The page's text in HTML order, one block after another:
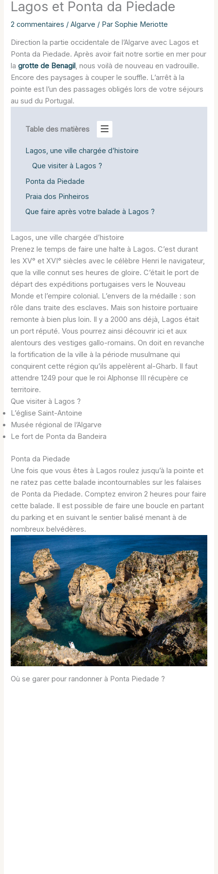
Lagos et Ponta da Piedade
2 commentaires /Algarve / ParSophie Meriotte
Direction la partie occidentale de l’Algarve avec Lagos et
Ponta da Piedade. Après avoir fait notre sortie en mer pour
lagrotte de Benagil, nous voilà de nouveau en vadrouille.
Encore des paysages à couper le souffle. L’arrêt à la
pointe est l’un des passages obligés lors de votre séjours
au sud du Portugal.
Table des matières
Lagos, une ville chargée d’histoire
Que visiter à Lagos ?
Ponta da Piedade
Praia dos Pinheiros
Que faire après votre balade à Lagos ?
Lagos, une ville chargée d’histoire
Prenez le temps de faire une halte à Lagos. C’est durant
les XV° et XVI° siècles avec le célèbre Henri le navigateur,
que la ville connut ses heures de gloire. C’était le port de
départ des expéditions portugaises vers le Nouveau
Monde et l’empire colonial. L’envers de la médaille : son
rôle dans traite des esclaves. Mais son histoire portuaire
remonte à bien plus loin. Il y a 2000 ans déjà, Lagos était
un port réputé. Vous pourrez ainsi découvrir ici et aux
alentours des vestiges gallo-romains. On doit en revanche
la fortification de la ville à la période musulmane qui
conquirent cette région qu’ils appelèrent al-Gharb. Il faut
attendre 1249 pour que le roi Alphonse III récupère ce
territoire.
Que visiter à Lagos ?
L’église Saint-Antoine
Musée régional de l’Algarve
Le fort de Ponta da Bandeira
Ponta da Piedade
Une fois que vous êtes à Lagos roulez jusqu’à la pointe et
ne ratez pas cette balade incontournables sur les falaises
de Ponta da Piedade. Comptez environ 2 heures pour faire
cette balade. Il est possible de faire une boucle en partant
du parking et en suivant le sentier balisé menant à de
nombreux belvédères.
Où se garer pour randonner à Ponta Piedade ?